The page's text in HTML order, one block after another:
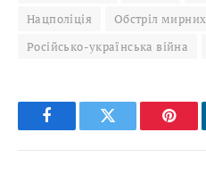
Нацполіція
Обстріл
Російсько-українська війна
FacebookTwitter